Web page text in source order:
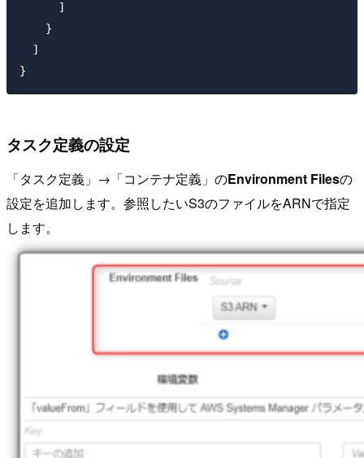
      ]
    }
  ]
タスク定義の設定
「タスク定義」→「コンテナ定義」のEnvironment Filesの
設定を追加します。参照したいS3のファイルをARNで指定
します。